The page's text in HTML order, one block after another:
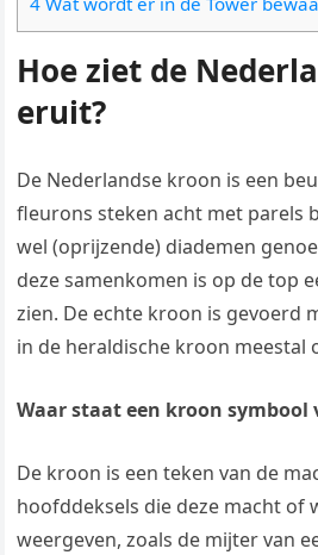
Hoe ziet de
eruit?
De Nederlandse kroon is een
fleurons steken acht met parels
wel (oprijzende) diademen
deze samenkomen is op de top
zien. De echte kroon is gevoerd
in de heraldische kroon meestal
Waar staat een kroon symbool
De kroon is een teken van de
hoofddeksels die deze macht of
weergeven, zoals de mijter van